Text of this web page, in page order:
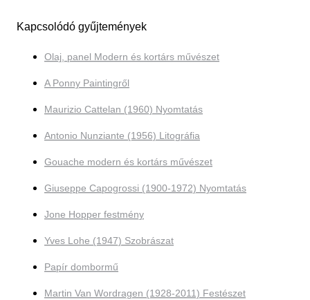
Kapcsolódó gyűjtemények
Olaj, panel Modern és kortárs művészet
A Ponny Paintingről
Maurizio Cattelan (1960) Nyomtatás
Antonio Nunziante (1956) Litográfia
Gouache modern és kortárs művészet
Giuseppe Capogrossi (1900-1972) Nyomtatás
Jone Hopper festmény
Yves Lohe (1947) Szobrászat
Papír dombormű
Martin Van Wordragen (1928-2011) Festészet